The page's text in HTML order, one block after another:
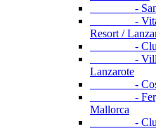
- Sands
-
Resort /
- Club
- Villa
Lanzarote
- Costa
- Fergus
Mallorca
- Club